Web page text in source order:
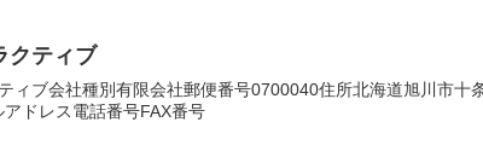
クティブ
ィブ会社種別有限会社郵便番号0700040住所北海道旭川市十
ドレス電話番号FAX番号